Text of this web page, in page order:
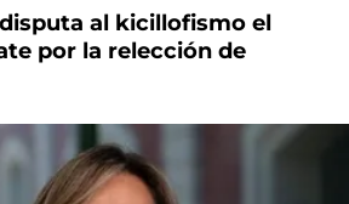
al kicillofismo el
por la relección de